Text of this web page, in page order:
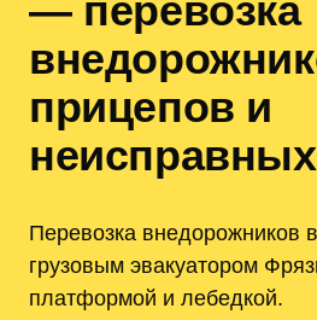
— перевозка
прицепов и
Перевозка внедорожников
грузовым эвакуатором
платформой и лебедкой.